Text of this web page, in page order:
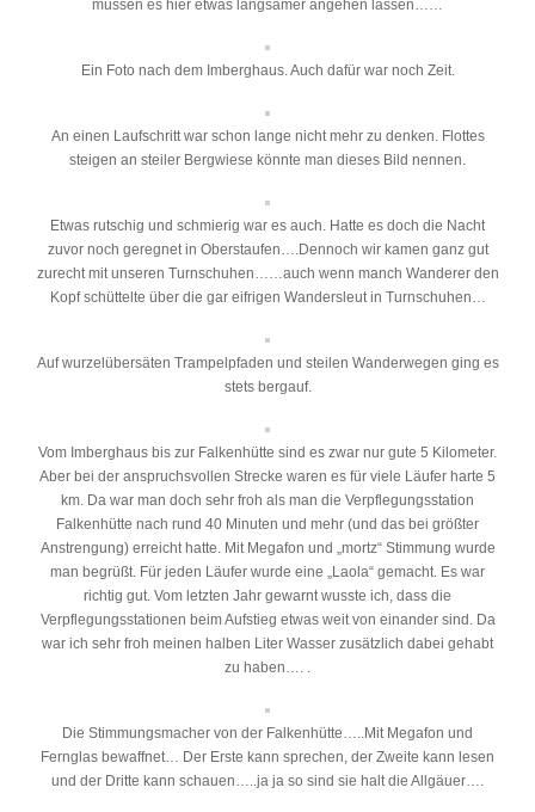
müssen es hier etwas langsamer angehen lassen……
Ein Foto nach dem Imberghaus. Auch dafür war noch Zeit.
An einen Laufschritt war schon lange nicht mehr zu denken. Flottes
steigen an steiler Bergwiese könnte man dieses Bild nennen.
Etwas rutschig und schmierig war es auch. Hatte es doch die Nacht
zuvor noch geregnet in Oberstaufen….Dennoch wir kamen ganz gut
zurecht mit unseren Turnschuhen……auch wenn manch Wanderer den
Kopf schüttelte über die gar eifrigen Wandersleut in Turnschuhen…
Auf wurzelübersäten Trampelpfaden und steilen Wanderwegen ging es
stets bergauf.
Vom Imberghaus bis zur Falkenhütte sind es zwar nur gute 5 Kilometer.
Aber bei der anspruchsvollen Strecke waren es für viele Läufer harte 5
km. Da war man doch sehr froh als man die Verpflegungsstation
Falkenhütte nach rund 40 Minuten und mehr (und das bei größter
Anstrengung) erreicht hatte. Mit Megafon und „mortz“ Stimmung wurde
man begrüßt. Für jeden Läufer wurde eine „Laola“ gemacht. Es war
richtig gut. Vom letzten Jahr gewarnt wusste ich, dass die
Verpflegungsstationen beim Aufstieg etwas weit von einander sind. Da
war ich sehr froh meinen halben Liter Wasser zusätzlich dabei gehabt
zu haben…. .
Die Stimmungsmacher von der Falkenhütte…..Mit Megafon und
Fernglas bewaffnet… Der Erste kann sprechen, der Zweite kann lesen
und der Dritte kann schauen…..ja ja so sind sie halt die Allgäuer….